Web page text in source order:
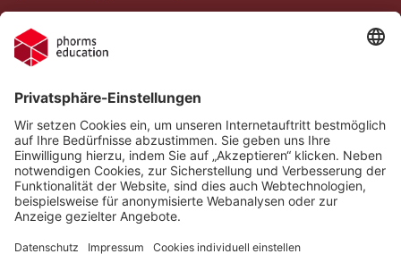
Datenschutz
Gender-Hinweis
Compliance
Social Media Netiquette
Cookie-Einstellungen
Implementierte Technologien
Follow us on